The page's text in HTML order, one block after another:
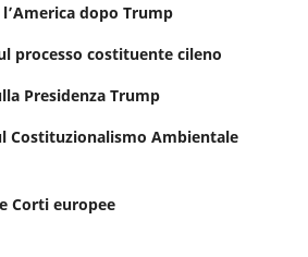
dopo Trump
processo costituente cileno
Presidenza Trump
Costituzionalismo Ambientale
Corti europee